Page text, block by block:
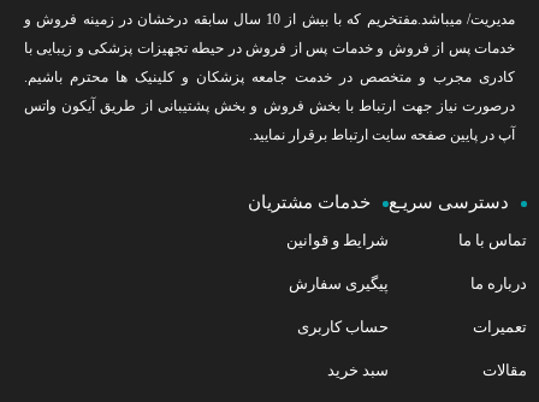
مدیریت/ میباشد.مفتخریم که با بیش از 10 سال سابقه درخشان در زمینه فروش و
خدمات پس از فروش و خدمات پس از فروش در حیطه تجهیزات پزشکی و زیبایی با
کادری مجرب و متخصص در خدمت جامعه پزشکان و کلینیک ها محترم باشیم.
درصورت نیاز جهت ارتباط با بخش فروش و بخش پشتیبانی از طریق آیکون واتس
آپ در پایین صفحه سایت ارتباط برقرار نمایید.
دسترسی سریـع
تماس با ما
درباره ما
تعمیرات
مقالات
خدمات مشتریان
شرایط و قوانین
پیگیری سفارش
حساب کاربری
سبد خرید